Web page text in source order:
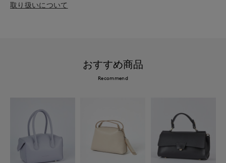
取り扱いについて
おすすめ商品
Recommend